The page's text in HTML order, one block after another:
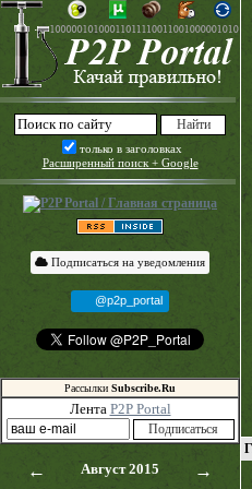
только в заголовках
Расширенный поиск + Google
Подписаться на уведомления
@p2p_portal
Рассылки Subscribe.Ru
Лента P2P Portal
← Август 2015 →